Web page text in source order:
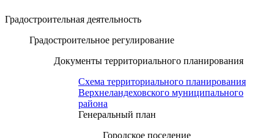
Градостроительная деятельность
Градостроительное регулирование
Документы территориального планирования
Схема территориального планирования
Верхнеландеховского муниципального
района
Генеральный план
Городское поселение